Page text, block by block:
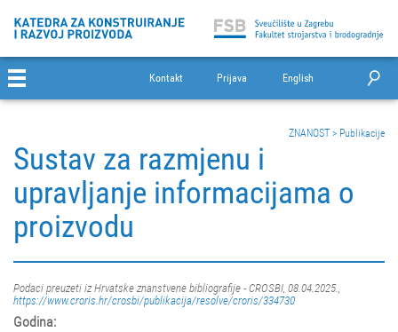
Kontakt Prijava English
ZNANOST > Publikacije
Sustav za razmjenu i
upravljanje informacijama o
proizvodu
Podaci preuzeti iz Hrvatske znanstvene bibliografije - CROSBI, 08.04.2025.,
https://www.croris.hr/crosbi/publikacija/resolve/croris/334730
Godina: